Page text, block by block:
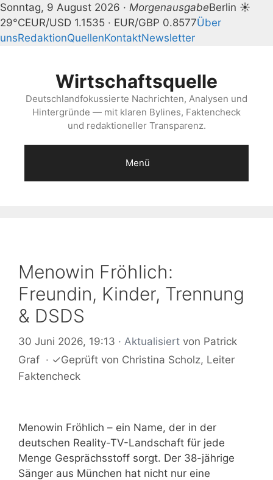
Sonntag, 9 August 2026 · MorgenausgabeBerlin ☀
29°CEUR/USD 1.1535 · EUR/GBP 0.8577Über
unsRedaktionQuellenKontaktNewsletter
Wirtschaftsquelle
Deutschlandfokussierte Nachrichten, Analysen und
Hintergründe — mit klaren Bylines, Faktencheck
und redaktioneller Transparenz.
Menü
Menowin Fröhlich:
Freundin, Kinder, Trennung
& DSDS
30 Juni 2026, 19:13 · Aktualisiert von Patrick
Graf · ✓Geprüft von Christina Scholz, Leiter
Faktencheck
Menowin Fröhlich – ein Name, der in der
deutschen Reality-TV-Landschaft für jede
Menge Gesprächsstoff sorgt. Der 38-jährige
Sänger aus München hat nicht nur eine